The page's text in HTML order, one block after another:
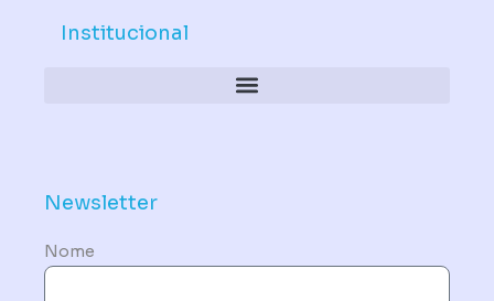
Institucional
Newsletter
Nome